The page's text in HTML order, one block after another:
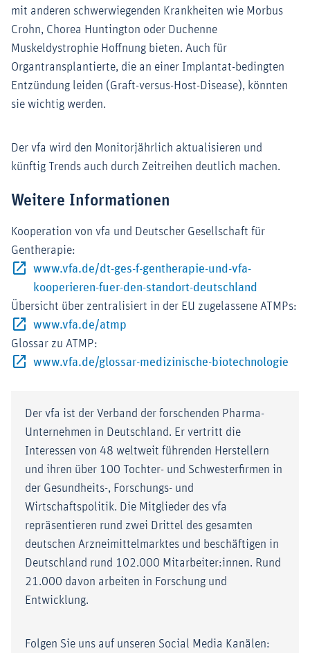
mit anderen schwerwiegenden Krankheiten wie Morbus
Crohn, Chorea Huntington oder Duchenne
Muskeldystrophie Hoffnung bieten. Auch für
Organtransplantierte, die an einer Implantat-bedingten
Entzündung leiden (Graft-versus-Host-Disease), könnten
sie wichtig werden.
Der vfa wird den Monitorjährlich aktualisieren und
künftig Trends auch durch Zeitreihen deutlich machen.
Weitere Informationen
Kooperation von vfa und Deutscher Gesellschaft für
Gentherapie:
www.vfa.de/dt-ges-f-gentherapie-und-vfa-
kooperieren-fuer-den-standort-deutschland
Übersicht über zentralisiert in der EU zugelassene ATMPs:
www.vfa.de/atmp
Glossar zu ATMP:
www.vfa.de/glossar-medizinische-biotechnologie
Der vfa ist der Verband der forschenden Pharma-
Unternehmen in Deutschland. Er vertritt die
Interessen von 48 weltweit führenden Herstellern
und ihren über 100 Tochter- und Schwesterfirmen in
der Gesundheits-, Forschungs- und
Wirtschaftspolitik. Die Mitglieder des vfa
repräsentieren rund zwei Drittel des gesamten
deutschen Arzneimittelmarktes und beschäftigen in
Deutschland rund 102.000 Mitarbeiter:innen. Rund
21.000 davon arbeiten in Forschung und
Entwicklung.
Folgen Sie uns auf unseren Social Media Kanälen: